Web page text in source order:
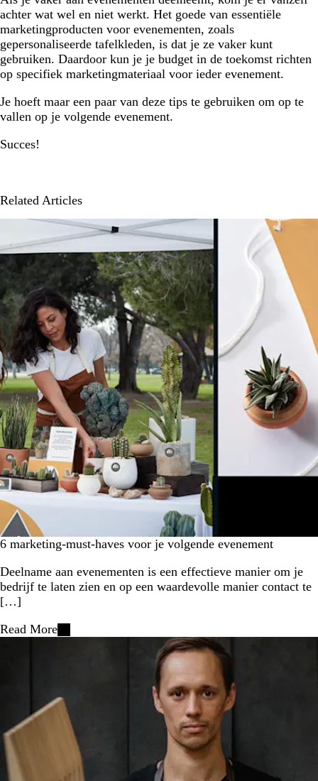
achter wat wel en niet werkt. Het goede van essentiële
marketingproducten voor evenementen, zoals
gepersonaliseerde tafelkleden, is dat je ze vaker kunt
gebruiken. Daardoor kun je je budget in de toekomst richten
op specifiek marketingmateriaal voor ieder evenement.
Je hoeft maar een paar van deze tips te gebruiken om op te
vallen op je volgende evenement.
Succes!
Related Articles
6 marketing-must-haves voor je volgende evenement
Deelname aan evenementen is een effectieve manier om je
bedrijf te laten zien en op een waardevolle manier contact te
[…]
Read More